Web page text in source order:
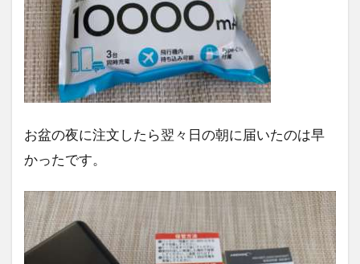
お盆の夜に注文したら翌々日の朝に届いたのは早
かったです。